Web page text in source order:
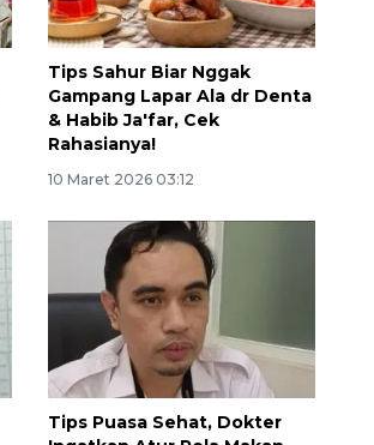
Tips Sahur Biar Nggak
Gampang Lapar Ala dr Denta
& Habib Ja'far, Cek
Rahasianya!
10 Maret 2026 03:12
Tips Puasa Sehat, Dokter